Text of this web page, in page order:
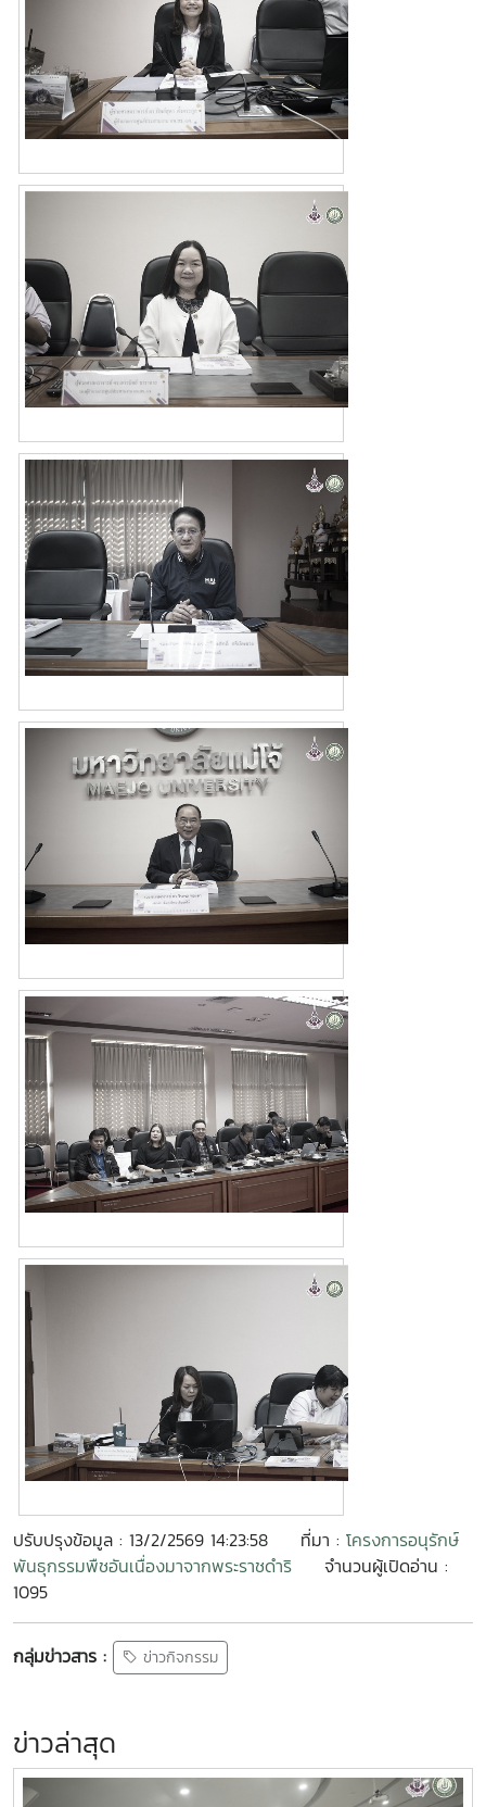
ปรับปรุงข้อมูล : 13/2/2569 14:23:58 ที่มา : โครงการอนุรักษ์
พันธุกรรมพืชอันเนื่องมาจากพระราชดำริ
จำนวนผู้เปิดอ่าน :
1095
กลุ่มข่าวสาร : ข่าวกิจกรรม
ข่าวล่าสุด